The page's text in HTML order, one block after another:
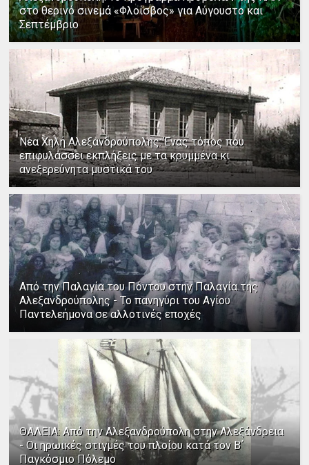
στο θερινό σινεμά «Φλοίσβος» για Αύγουστο και
Σεπτέμβριο
Νέα Χηλή Αλεξανδρούπολης: Ένας τόπος που
επιφυλάσσει εκπλήξεις με τα κρυμμένα κι
ανεξερεύνητα μυστικά του
Από την Παλαγία του Πόντου στην Παλαγία της
Αλεξανδρούπολης - Το πανηγύρι του Αγίου
Παντελεήμονα σε αλλοτινές εποχές
ΘΑΛΕΙΑ: Από την Αλεξανδρούπολη στην Αλεξάνδρεια
- Οι ηρωικές στιγμές του πλοίου κατά τον Β΄
Παγκόσμιο Πόλεμο